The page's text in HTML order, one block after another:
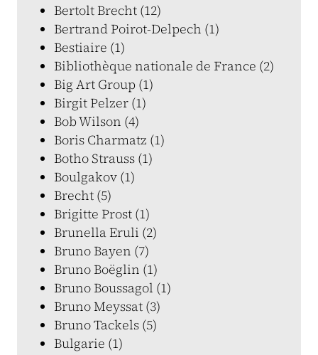
Bertolt Brecht (12)
Bertrand Poirot-Delpech (1)
Bestiaire (1)
Bibliothèque nationale de France (2)
Big Art Group (1)
Birgit Pelzer (1)
Bob Wilson (4)
Boris Charmatz (1)
Botho Strauss (1)
Boulgakov (1)
Brecht (5)
Brigitte Prost (1)
Brunella Eruli (2)
Bruno Bayen (7)
Bruno Boëglin (1)
Bruno Boussagol (1)
Bruno Meyssat (3)
Bruno Tackels (5)
Bulgarie (1)